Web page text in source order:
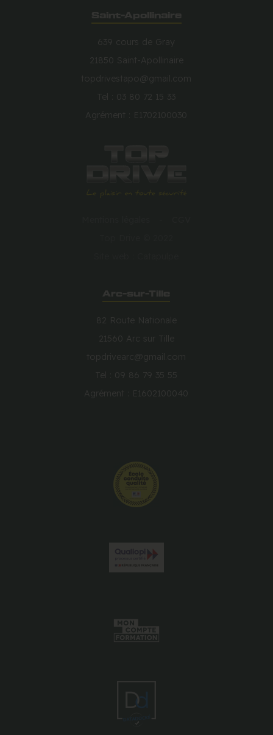
Saint-Apollinaire
639 cours de Gray
21850 Saint-Apollinaire
topdrivestapo@gmail.com
Tel : 03 80 72 15 33
Agrément : E1702100030
Arc-sur-Tille
82 Route Nationale
21560 Arc sur Tille
topdrivearc@gmail.com
Tel : 09 86 79 35 55
Agrément : E1602100040